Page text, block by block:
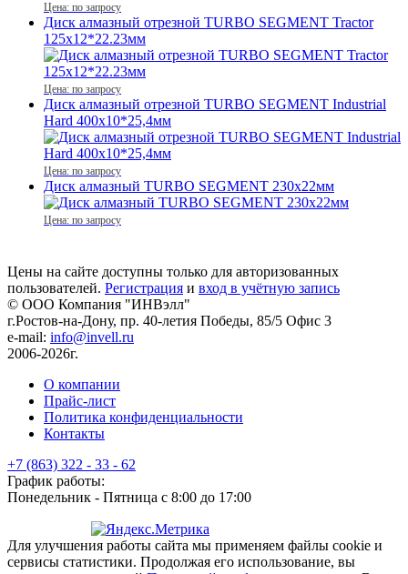
Цена: по запросу
Диск алмазный отрезной TURBO SEGMENT Tractor
125x12*22.23мм
Цена: по запросу
Диск алмазный отрезной TURBO SEGMENT Industrial
Hard 400x10*25,4мм
Цена: по запросу
Диск алмазный TURBO SEGMENT 230x22мм
Цена: по запросу
Цены на сайте доступны только для авторизованных
пользователей. Регистрация и вход в учётную запись
© ООО Компания "ИНВэлл"
г.Ростов-на-Дону, пр. 40-летия Победы, 85/5 Офис 3
e-mail: info@invell.ru
2006-2026г.
О компании
Прайс-лист
Политика конфиденциальности
Контакты
+7 (863) 322 - 33 - 62
График работы:
Понедельник - Пятница с 8:00 до 17:00
Для улучшения работы сайта мы применяем файлы cookie и
сервисы статистики. Продолжая его использование, вы